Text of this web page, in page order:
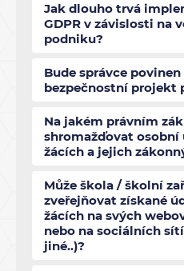
Jak dlouho trvá
GDPR v závislosti na
podniku?
Bude správce
bezpečnostní projekt
Na jakém právním
shromažďovat osobní
žácích a jejich
Může škola / školní
zveřejňovat získané
žácích na svých
nebo na sociálních
jiné..)?